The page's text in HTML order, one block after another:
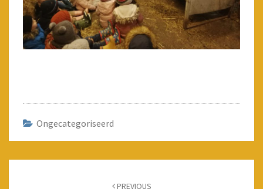
Ongecategoriseerd
PREVIOUS